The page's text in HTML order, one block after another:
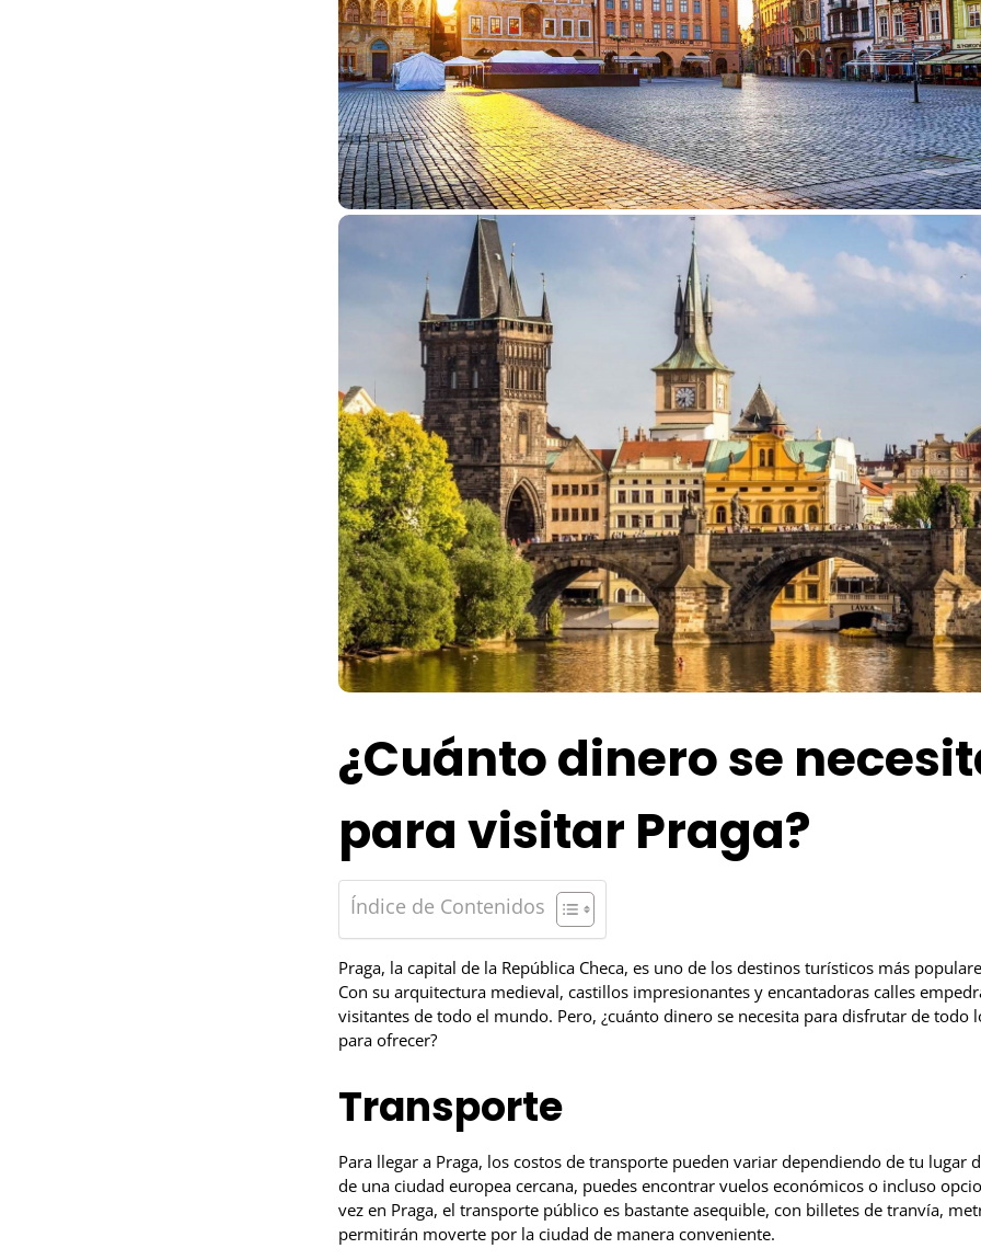
¿Cuánto dinero se
para visitar Praga?
Índice de Contenidos
Praga, la capital de la República Checa, es uno de los destinos turísticos más
Con su arquitectura medieval, castillos impresionantes y encantadoras calles
visitantes de todo el mundo. Pero, ¿cuánto dinero se necesita para disfrutar de todo
para ofrecer?
Transporte
Para llegar a Praga, los costos de transporte pueden variar dependiendo de tu lugar
de una ciudad europea cercana, puedes encontrar vuelos económicos o incluso
vez en Praga, el transporte público es bastante asequible, con billetes de tranvía,
permitirán moverte por la ciudad de manera conveniente.